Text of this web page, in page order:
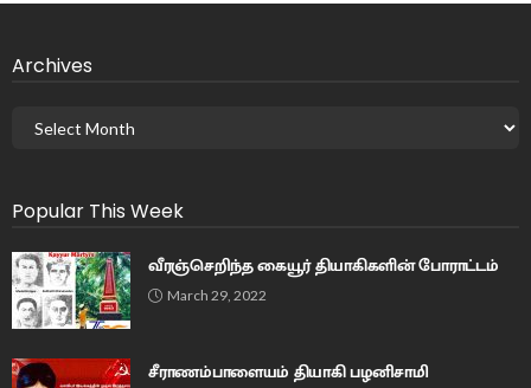
Archives
Popular This Week
வீரஞ்செறிந்த கையூர் தியாகிகளின் போராட்டம்
March 29, 2022
சீராணம்பாளையம் தியாகி பழனிசாமி